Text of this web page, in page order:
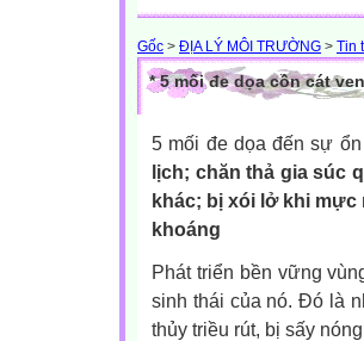
Gốc > ĐỊA LÝ MÔI TRƯỜNG > Tin
* 5 mối đe dọa cồn cát
5 mối đe dọa đến sự
lịch; chăn thả gia súc
khác; bị xói lở khi mực
khoáng
Phát triển bền vững
sinh thái của nó. Đó là
thủy triều rút, bị sấy